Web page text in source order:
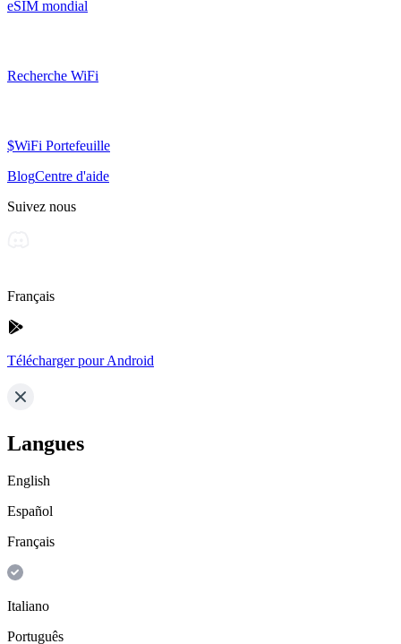
eSIM mondial
Recherche WiFi
$WiFi Portefeuille
BlogCentre d'aide
Suivez nous
Français
Télécharger pour Android
Langues
English
Español
Français
Italiano
Português